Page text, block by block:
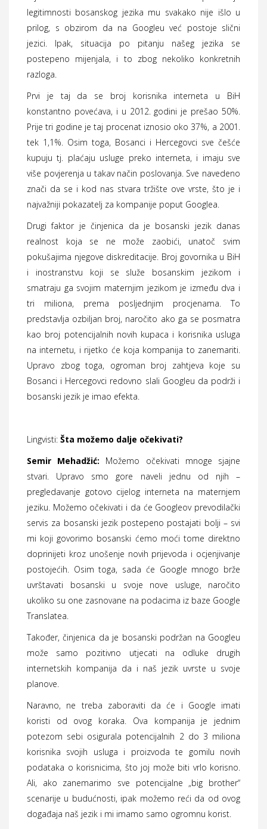
legitimnosti bosanskog jezika mu svakako nije išlo u
prilog, s obzirom da na Googleu već postoje slični
jezici. Ipak, situacija po pitanju našeg jezika se
postepeno mijenjala, i to zbog nekoliko konkretnih
razloga.
Prvi je taj da se broj korisnika interneta u BiH
konstantno povećava, i u 2012. godini je prešao 50%.
Prije tri godine je taj procenat iznosio oko 37%, a 2001.
tek 1,1%. Osim toga, Bosanci i Hercegovci sve češće
kupuju tj. plaćaju usluge preko interneta, i imaju sve
više povjerenja u takav način poslovanja. Sve navedeno
znači da se i kod nas stvara tržište ove vrste, što je i
najvažniji pokazatelj za kompanije poput Googlea.
Drugi faktor je činjenica da je bosanski jezik danas
realnost koja se ne može zaobići, unatoč svim
pokušajima njegove diskreditacije. Broj govornika u BiH
i inostranstvu koji se služe bosanskim jezikom i
smatraju ga svojim maternjim jezikom je između dva i
tri miliona, prema posljednjim procjenama. To
predstavlja ozbiljan broj, naročito ako ga se posmatra
kao broj potencijalnih novih kupaca i korisnika usluga
na internetu, i rijetko će koja kompanija to zanemariti.
Upravo zbog toga, ogroman broj zahtjeva koje su
Bosanci i Hercegovci redovno slali Googleu da podrži i
bosanski jezik je imao efekta.
Lingvisti: Šta možemo dalje očekivati?
Semir Mehadžić:
Možemo očekivati mnoge sjajne
stvari. Upravo smo gore naveli jednu od njih –
pregledavanje gotovo cijelog interneta na maternjem
jeziku. Možemo očekivati i da će Googleov prevodilački
servis za bosanski jezik postepeno postajati bolji – svi
mi koji govorimo bosanski ćemo moći tome direktno
doprinijeti kroz unošenje novih prijevoda i ocjenjivanje
postojećih. Osim toga, sada će Google mnogo brže
uvrštavati bosanski u svoje nove usluge, naročito
ukoliko su one zasnovane na podacima iz baze Google
Translatea.
Također, činjenica da je bosanski podržan na Googleu
može samo pozitivno utjecati na odluke drugih
internetskih kompanija da i naš jezik uvrste u svoje
planove.
Naravno, ne treba zaboraviti da će i Google imati
koristi od ovog koraka. Ova kompanija je jednim
potezom sebi osigurala potencijalnih 2 do 3 miliona
korisnika svojih usluga i proizvoda te gomilu novih
podataka o korisnicima, što joj može biti vrlo korisno.
Ali, ako zanemarimo sve potencijalne „big brother“
scenarije u budućnosti, ipak možemo reći da od ovog
događaja naš jezik i mi imamo samo ogromnu korist.